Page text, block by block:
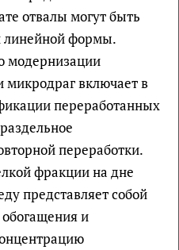
отвалы могут быть
линейной формы.
модернизации
микродраг включает в
переработанных
переработки.
фракции на дне
представляет собой
обогащения и